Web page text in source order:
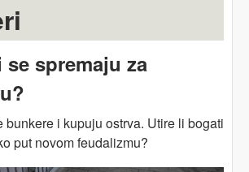
spremaju za
bunkere i kupuju ostrva. Utire li bogati
put novom feudalizmu?